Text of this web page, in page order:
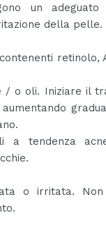
un
della pelle.
retinolo,
/ o oli. Iniziare il
a tendenza
o irritata. Non